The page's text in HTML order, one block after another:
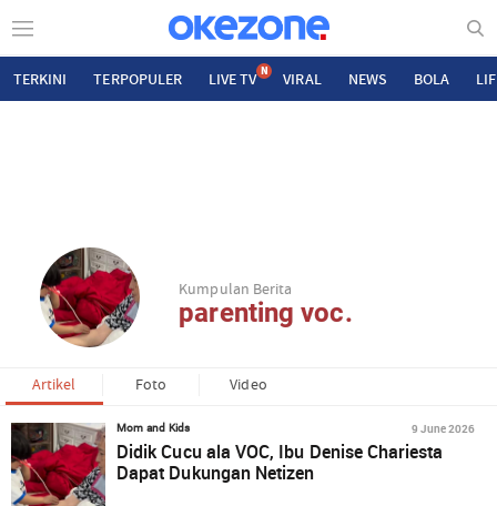
TERKINI TERPOPULER LIVE TV N VIRAL NEWS BOLA
Kumpulan Berita
parenting voc.
Artikel Foto Video
Mom and Kids 9 June 2026
Didik Cucu ala VOC, Ibu Denise Chariesta
Dapat Dukungan Netizen